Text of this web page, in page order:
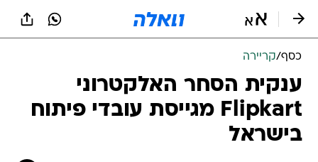
כסף/קריירה
ענקית הסחר האלקטרוני
Flipkart מגייסת עובדי פיתוח
בישראל